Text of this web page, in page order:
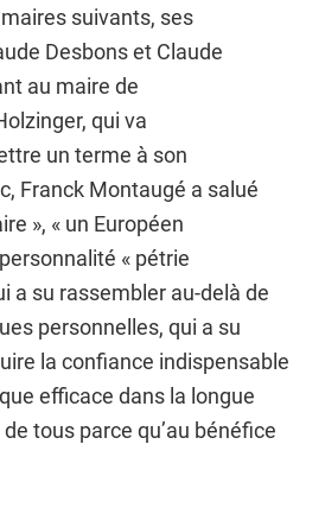
suivants, ses
Desbons et Claude
au maire de
qui va
un terme à son
Franck Montaugé a salué
», « un Européen
« pétrie
a su rassembler au-delà de
personnelles, qui a su
la confiance indispensable
efficace dans la longue
tous parce qu’au bénéfice